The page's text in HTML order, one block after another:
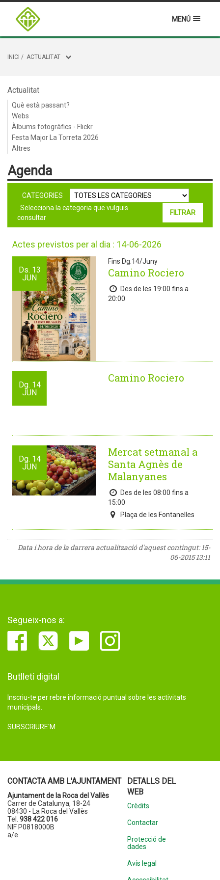
MENÚ
INICI / ACTUALITAT
Actualitat
Què està passant?
Webs
Àlbums fotogràfics - Flickr
Festa Major La Torreta 2026
Altres
Agenda
CATEGORIES
Selecciona la categoria que vulguis
consultar
Actes previstos per al dia : 14-06-2026
Ds. 13
JUN
Fins Dg.14/Juny
Camino Rociero
Des de les 19:00 fins a
20:00
Dg. 14
JUN
Camino Rociero
Dg. 14
JUN
Mercat setmanal a
Santa Agnès de
Malanyanes
Des de les 08:00 fins a
15:00
Plaça de les Fontanelles
Data i hora de la darrera actualització d'aquest contingut: 15-
06-2015 13:11
Segueix-nos a:
Butlletí digital
Inscriu-te per rebre informació puntual sobre les activitats
municipals.
SUBSCRIURE'M
CONTACTA AMB L'AJUNTAMENT
Ajuntament de la Roca del Vallès
Carrer de Catalunya, 18-24
08430 - La Roca del Vallès
Tel. 938 422 016
NIF P0818000B
a/e
DETALLS DEL
WEB
Crèdits
Contactar
Protecció de
dades
Avís legal